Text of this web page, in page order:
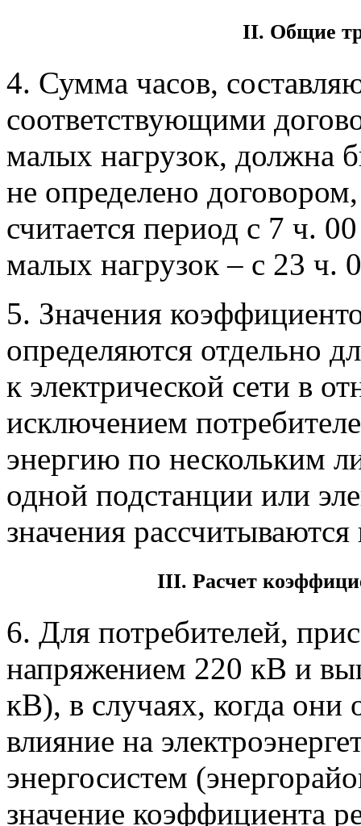
II. Общие
4. Сумма часов,
соответствующими
малых нагрузок, должна
не определено
считается период с 7 ч.
малых нагрузок – с 23 ч.
5. Значения
определяются отдельно
к электрической сети в
исключением
энергию по нескольким
одной подстанции или
значения
III. Расчет
6. Для потребителей,
напряжением 220 кВ и
кВ), в случаях, когда они
влияние на
энергосистем
значение коэффициента